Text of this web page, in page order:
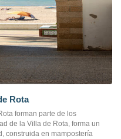
Rota
forman parte de los
de la Villa de Rota, forma un
construida en mampostería